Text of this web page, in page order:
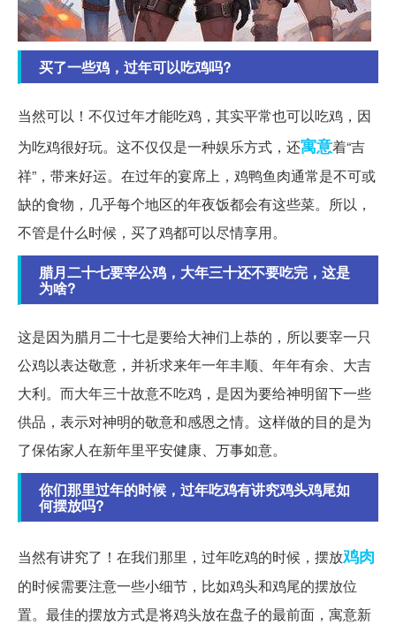
买了一些鸡，过年可以吃鸡吗?
当然可以！不仅过年才能吃鸡，其实平常也可以吃鸡，因
为吃鸡很好玩。这不仅仅是一种娱乐方式，还寓意着“吉
祥”，带来好运。在过年的宴席上，鸡鸭鱼肉通常是不可或
缺的食物，几乎每个地区的年夜饭都会有这些菜。所以，
不管是什么时候，买了鸡都可以尽情享用。
腊月二十七要宰公鸡，大年三十还不要吃完，这是
为啥?
这是因为腊月二十七是要给大神们上恭的，所以要宰一只
公鸡以表达敬意，并祈求来年一年丰顺、年年有余、大吉
大利。而大年三十故意不吃鸡，是因为要给神明留下一些
供品，表示对神明的敬意和感恩之情。这样做的目的是为
了保佑家人在新年里平安健康、万事如意。
你们那里过年的时候，过年吃鸡有讲究鸡头鸡尾如
何摆放吗?
当然有讲究了！在我们那里，过年吃鸡的时候，摆放鸡肉
的时候需要注意一些小细节，比如鸡头和鸡尾的摆放位
置。最佳的摆放方式是将鸡头放在盘子的最前面，寓意新